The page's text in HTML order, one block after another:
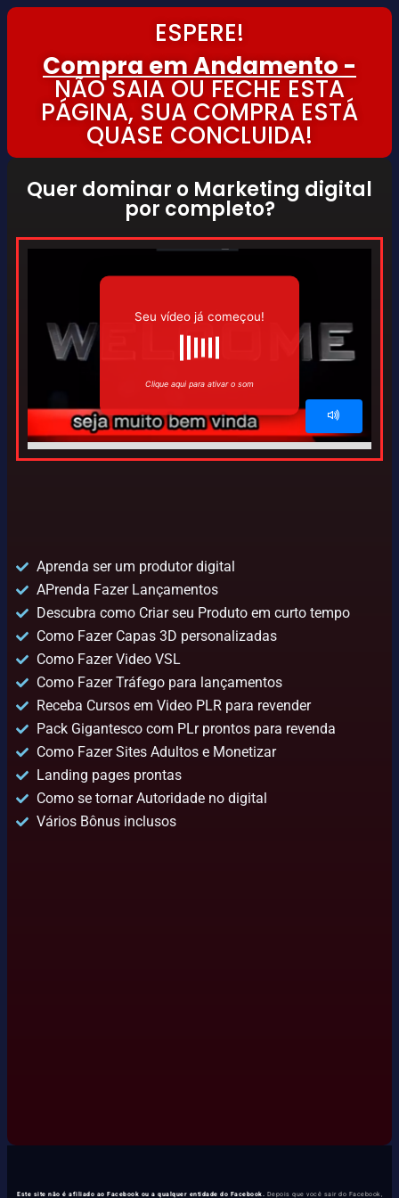
ESPERE!
Compra em Andamento -
NÃO SAIA OU FECHE ESTA
PÁGINA, SUA COMPRA ESTÁ
QUASE CONCLUIDA!
Quer dominar o Marketing digital
por completo?
Seu vídeo já começou!
Clique aqui para ativar o som
Aprenda ser um produtor digital
APrenda Fazer Lançamentos
Descubra como Criar seu Produto em curto tempo
Como Fazer Capas 3D personalizadas
Como Fazer Video VSL
Como Fazer Tráfego para lançamentos
Receba Cursos em Video PLR para revender
Pack Gigantesco com PLr prontos para revenda
Como Fazer Sites Adultos e Monetizar
Landing pages prontas
Como se tornar Autoridade no digital
Vários Bônus inclusos
Este site não é afiliado ao Facebook ou a qualquer entidade do Facebook. Depois que você sair do Facebook,